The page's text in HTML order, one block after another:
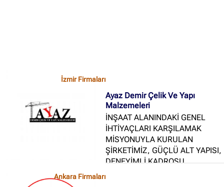
İzmir Firmaları
Ayaz Demir Çelik Ve Yapı
Malzemeleri
İNŞAAT ALANINDAKİ GENEL
İHTİYAÇLARI KARŞILAMAK
MİSYONUYLA KURULAN
ŞİRKETİMİZ, GÜÇLÜ ALT YAPISI,
DENEYİMLİ KADROSU,
Ankara Firmaları